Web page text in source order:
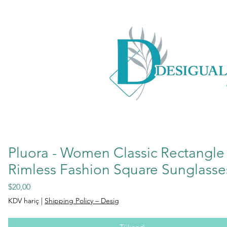
Pluora - Women Classic Rectangle
Rimless Fashion Square
$20,00Fiyat
KDV hariç | Shipping Policy – Desig